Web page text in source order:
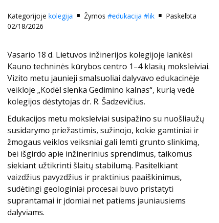
Kategorijoje kolegija Žymos #edukacija #lik
Paskelbta
02/18/2026
Vasario 18 d. Lietuvos inžinerijos kolegijoje lankėsi
Kauno techninės kūrybos centro 1–4 klasių moksleiviai.
Vizito metu jaunieji smalsuoliai dalyvavo edukacinėje
veikloje „Kodėl slenka Gedimino kalnas“, kurią vedė
kolegijos dėstytojas dr. R. Šadzevičius.
Edukacijos metu moksleiviai susipažino su nuošliaužų
susidarymo priežastimis, sužinojo, kokie gamtiniai ir
žmogaus veiklos veiksniai gali lemti grunto slinkimą,
bei išgirdo apie inžinerinius sprendimus, taikomus
siekiant užtikrinti šlaitų stabilumą. Pasitelkiant
vaizdžius pavyzdžius ir praktinius paaiškinimus,
sudėtingi geologiniai procesai buvo pristatyti
suprantamai ir įdomiai net patiems jauniausiems
dalyviams.